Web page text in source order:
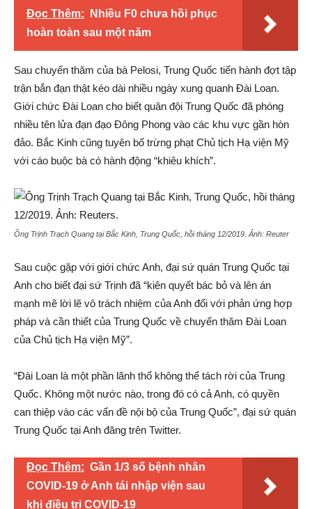
Đọc Thêm:
Nhiều F0 chưa hồi phục
hoàn toàn sau một năm
Sau chuyến thăm của bà Pelosi, Trung Quốc tiến hành đợt tập
trận bắn đạn thật kéo dài nhiều ngày xung quanh Đài Loan.
Giới chức Đài Loan cho biết quân đội Trung Quốc đã phóng
nhiều tên lửa đạn đạo Đông Phong vào các khu vực gần hòn
đảo. Bắc Kinh cũng tuyên bố trừng phạt Chủ tịch Hạ viện Mỹ
với cáo buộc bà có hành động “khiêu khích”.
Ông Trịnh Trạch Quang tại Bắc Kinh, Trung Quốc, hồi tháng 12/2019. Ảnh: Reuter
Sau cuộc gặp với giới chức Anh, đại sứ quán Trung Quốc tại
Anh cho biết đại sứ Trịnh đã “kiên quyết bác bỏ và lên án
mạnh mẽ lời lẽ vô trách nhiệm của Anh đối với phản ứng hợp
pháp và cần thiết của Trung Quốc về chuyến thăm Đài Loan
của Chủ tịch Hạ viện Mỹ”.
“Đài Loan là một phần lãnh thổ không thể tách rời của Trung
Quốc. Không một nước nào, trong đó có cả Anh, có quyền
can thiệp vào các vấn đề nội bộ của Trung Quốc”, đại sứ quán
Trung Quốc tại Anh đăng trên Twitter.
Đọc Thêm: Gần 1/3 số bệnh nhân
COVID-19 ở Anh tái nhập viện sau
khi điều trị COVID-19